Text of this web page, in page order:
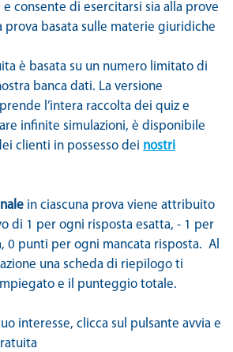
e consente di esercitarsi sia alla prove
prova basata sulle materie giuridiche
è basata su un numero limitato di
banca dati. La versione
l’intera raccolta dei quiz e
infinite simulazioni, è disponibile
clienti in possesso dei nostri
in ciascuna prova viene attribuito
di 1 per ogni risposta esatta, - 1 per
0 punti per ogni mancata risposta. Al
una scheda di riepilogo ti
e il punteggio totale.
interesse, clicca sul pulsante avvia e